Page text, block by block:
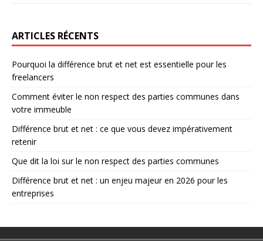
ARTICLES RÉCENTS
Pourquoi la différence brut et net est essentielle pour les
freelancers
Comment éviter le non respect des parties communes dans
votre immeuble
Différence brut et net : ce que vous devez impérativement
retenir
Que dit la loi sur le non respect des parties communes
Différence brut et net : un enjeu majeur en 2026 pour les
entreprises